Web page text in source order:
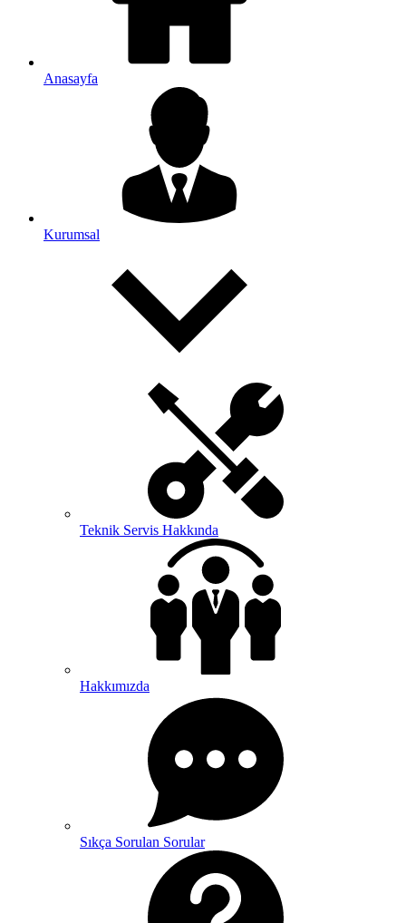
Anasayfa
Kurumsal
Teknik Servis Hakkında
Hakkımızda
Sıkça Sorulan Sorular